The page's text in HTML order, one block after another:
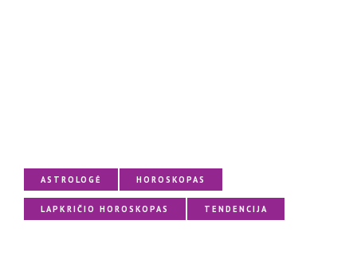
ASTROLOGĖ HOROSKOPAS
LAPKRIČIO HOROSKOPAS TENDENCIJA